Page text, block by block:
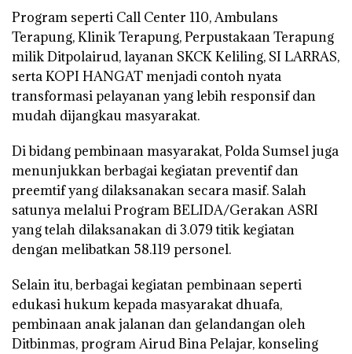
Program seperti Call Center 110, Ambulans
Terapung, Klinik Terapung, Perpustakaan Terapung
milik Ditpolairud, layanan SKCK Keliling, SI LARRAS,
serta KOPI HANGAT menjadi contoh nyata
transformasi pelayanan yang lebih responsif dan
mudah dijangkau masyarakat.
Di bidang pembinaan masyarakat, Polda Sumsel juga
menunjukkan berbagai kegiatan preventif dan
preemtif yang dilaksanakan secara masif. Salah
satunya melalui ProgramBELIDA/Gerakan ASRI
yang telah dilaksanakan di3.079 titik kegiatan
dengan melibatkan 58.119 personel.
Selain itu, berbagai kegiatan pembinaan seperti
edukasi hukum kepada masyarakat dhuafa,
pembinaan anak jalanan dan gelandangan oleh
Ditbinmas, programAirud Bina Pelajar, konseling